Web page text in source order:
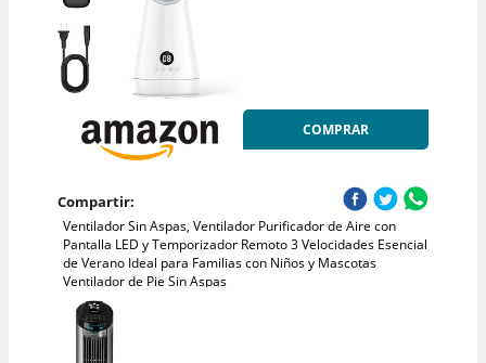
COMPRAR
Compartir:
Ventilador Sin Aspas, Ventilador Purificador de Aire con
Pantalla LED y Temporizador Remoto 3 Velocidades Esencial
de Verano Ideal para Familias con Niños y Mascotas
Ventilador de Pie Sin Aspas